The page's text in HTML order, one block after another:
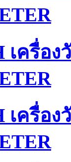
เครื่อ
เครื่อ